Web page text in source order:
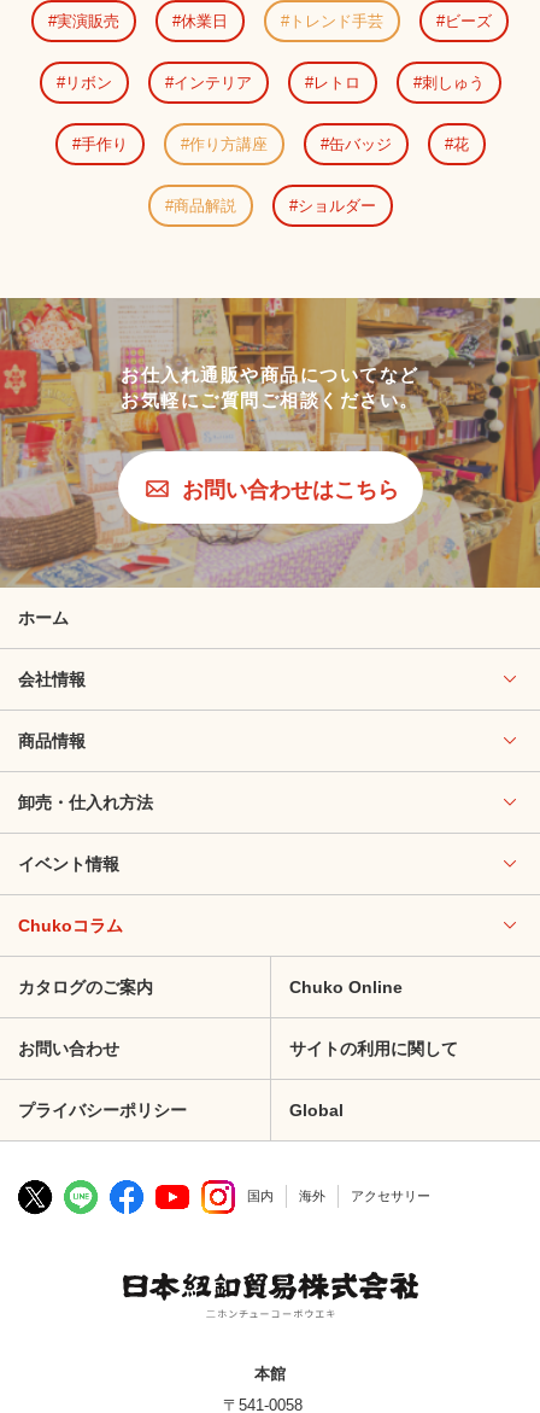
実演販売 休業日 トレンド手芸 ビーズ
リボン インテリア レトロ 刺しゅう
手作り 作り方講座 缶バッジ 花
商品解説 ショルダー
お仕入れ通販や商品についてなど
お気軽にご質問ご相談ください。
お問い合わせはこちら
ホーム
会社情報
商品情報
卸売・仕入れ方法
イベント情報
Chukoコラム
カタログのご案内 Chuko Online
お問い合わせ サイトの利用に関して
プライバシーポリシー Global
国内 海外 アクセサリー
本館
〒541-0058